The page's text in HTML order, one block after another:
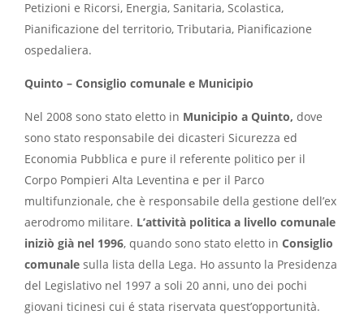
Petizioni e Ricorsi, Energia, Sanitaria, Scolastica,
Pianificazione del territorio, Tributaria, Pianificazione
ospedaliera.
Quinto – Consiglio comunale e Municipio
Nel 2008 sono stato eletto in Municipio a Quinto, dove
sono stato responsabile dei dicasteri Sicurezza ed
Economia Pubblica e pure il referente politico per il
Corpo Pompieri Alta Leventina e per il Parco
multifunzionale, che è responsabile della gestione dell’ex
aerodromo militare. L’attività politica a livello comunale
iniziò già nel 1996, quando sono stato eletto in Consiglio
comunale sulla lista della Lega. Ho assunto la Presidenza
del Legislativo nel 1997 a soli 20 anni, uno dei pochi
giovani ticinesi cui é stata riservata quest’opportunità.